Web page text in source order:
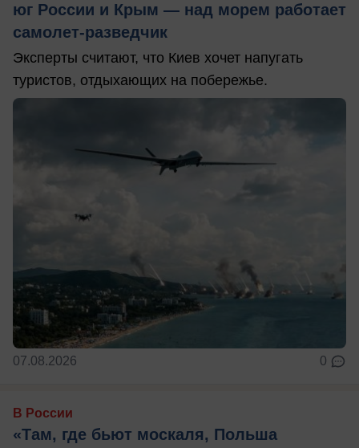
юг России и Крым — над морем работает
самолет-разведчик
Эксперты считают, что Киев хочет напугать
туристов, отдыхающих на побережье.
07.08.2026 0
В России
«Там, где бьют москаля, Польша